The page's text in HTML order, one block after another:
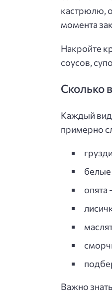
кастрюлю,
момента
Накройте
соусов,
Сколько
Каждый вид
примерно
белые
опята
Важно